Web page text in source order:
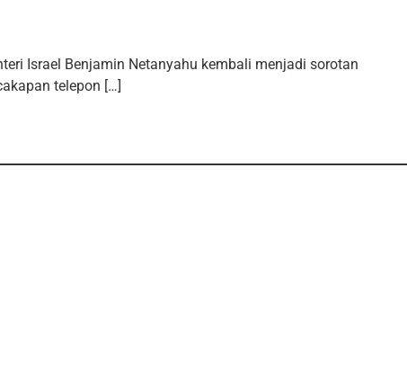
Israel Benjamin Netanyahu kembali menjadi sorotan
telepon […]